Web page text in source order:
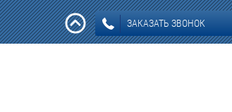
ЗАКАЗАТЬ ЗВОНОК